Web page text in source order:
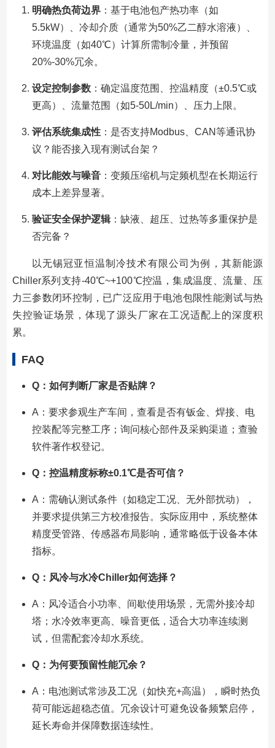
明确热负荷边界：基于电池包产热功率（如
5.5kW）、冷却介质（通常为50%乙二醇水溶液）、
环境温度（如40℃）计算所需制冷量，并预留
20%-30%冗余。
设定控制参数：确定温度范围、控温精度（±0.5℃或
更高）、流量范围（如5-50L/min）、压力上限。
评估系统集成性：是否支持Modbus、CAN等通讯协
议？能否接入现有测试台架？
对比能效与噪音：变频压缩机与定频机型在长期运行
成本上差异显著。
验证安全保护逻辑：缺液、超压、过热等多重保护是
否完备？
以无锡冠亚恒温制冷技术有限公司为例，其新能源
Chiller系列支持-40℃~+100℃控温，集成温度、流量、压
力三参数闭环控制，已广泛应用于电池包限性能测试与热
失控验证场景，体现了源头厂家在工况适配上的深度积
累。
FAQ
Q：如何判断厂家是否贴牌？
A：要求参观生产车间，查看是否有钣金、焊接、电
控装配等完整工序；询问核心部件及采购渠道；查验
软件著作权登记。
Q：控温精度标称±0.1℃是否可信？
A：需确认测试条件（如稳定工况、无外部扰动），
并要求提供第三方校准报告。实际应用中，系统整体
精度受管路、传感器布局影响，通常略低于设备本体
指标。
Q：风冷与水冷Chiller如何选择？
A：风冷适合小功率、间歇使用场景，无需外接冷却
塔；水冷效率更高、噪音更低，适合大功率连续测
试，但需配套冷却水系统。
Q：为何要预留性能冗余？
A：电池测试常涉及工况（如快充+高温），瞬时热负
荷可能远超稳态值。冗余设计可避免设备频繁启停，
延长寿命并保障数据连续性。